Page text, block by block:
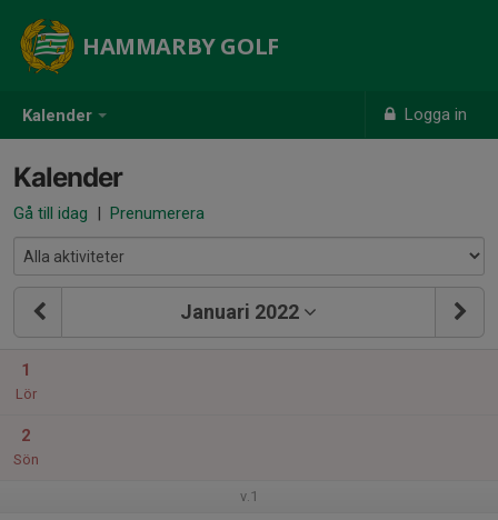
Kalender Logga in
HAMMARBY GOLF
Kalender
Gå till idag | Prenumerera
Januari 2022
1
Lör
2
Sön
v.1